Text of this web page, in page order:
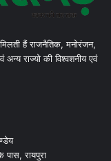
हैं राजनैतिक, मनोरंजन,
राज्यो की विश्वशनीय एवं
रायपुरा